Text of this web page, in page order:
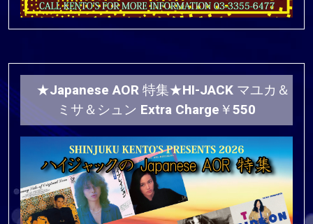
★Japanese AOR 特集★HI-JACK マユカ＆
ミサ＆シュン Extra Charge￥550